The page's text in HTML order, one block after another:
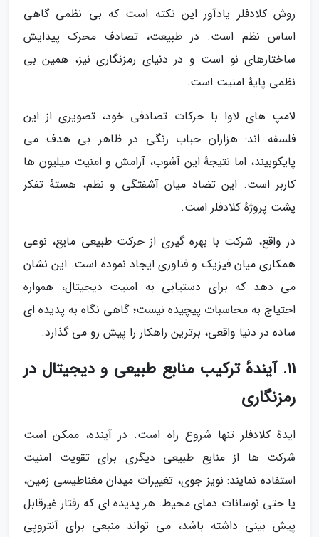
روش کلادفلر یادآور این نکته است که بی نظمی گاهی
اساس نظم است. در طبیعت، تصادف محرک پیدایش
ساختارهای نو است و در دنیای رمزنگاری نیز، همین بی
نظمی پایهٔ امنیت است.
لامپ های لاوا با حرکات تصادفی خود، تصویری از این
فلسفه اند: هزاران حباب رنگی در ظاهر بی هدف می
پایکوبیند، اما نتیجهٔ این آشوب، آرامش و امنیت میلیون ها
کاربر است. این تضاد میان آشفتگی و نظم، هستهٔ تفکر
پشت پروژهٔ کلادفلر است.
در واقع، شرکت با بهره گیری از حرکت طبیعی مایع، نوعی
همکاری میان فیزیک و فناوری ایجاد نموده است. این نشان
می دهد که برای دستیابی به امنیت دیجیتال، همواره
احتیاج به محاسبات پیچیده نیست؛ گاهی نگاه به پدیده ای
ساده در دنیا واقعی، برترین راهکار را پیش رو می گذارد.
11. آیندهٔ ترکیب منابع طبیعی و دیجیتال در
رمزنگاری
ایدهٔ کلادفلر تنها شروع راه است. در آینده، ممکن است
شرکت ها از منابع طبیعی دیگری برای تقویت امنیت
استفاده نمایند: نویز جوی، تغییرات میدان مغناطیسی زمین،
یا حتی نوسانات دمای محیط. هر پدیده ای که رفتار غیرقابل
پیش بینی داشته باشد، می تواند منبعی برای آنتروپی